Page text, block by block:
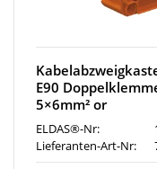
E90
5×6mm² or
ELDAS®-Nr:
Lieferanten-Art-Nr: